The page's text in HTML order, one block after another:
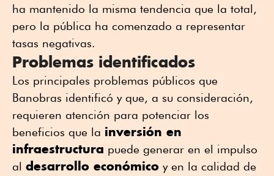
ha mantenido la misma tendencia que la total,
pero la pública ha comenzado a representar
tasas negativas.
Problemas identificados
Los principales problemas públicos que
Banobras identificó y que, a su consideración,
requieren atención para potenciar los
beneficios que la inversión en
infraestructura puede generar en el impulso
al desarrollo económico y en la calidad de